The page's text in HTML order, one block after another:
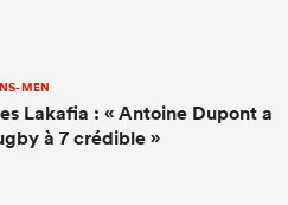
MEN
Lakafia : « Antoine Dupont a
à 7 crédible »